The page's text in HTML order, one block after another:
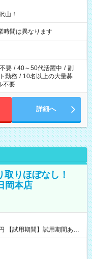
山！
時間は異なります
要 / 40～50代活躍中 / 副
勤務 / 10名以上の大量募
不要
詳細へ
りほぼなし！
岡本店
給与は本採用時と同じです。
し）ですが、切り上げで
制度あり：15時間(研修中も